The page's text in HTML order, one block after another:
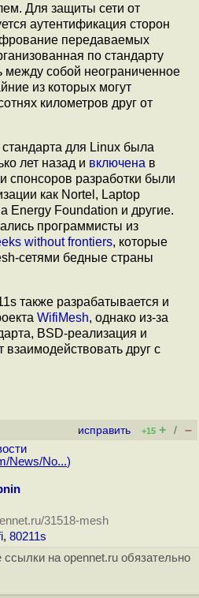
Для защиты сети от
аутентификация сторон
передаваемых
по стандарту
между собой неограниченное
из которых могут
километров друг от
для Linux была
лет назад и включена в
спонсоров разработки были
как Nortel, Laptop
Energy Foundation и другие.
программисты из
without frontiers, которые
сетями бедные страны
также разрабатывается и
WifiMesh, однако из-за
BSD-реализация и
взаимодействовать друг с
исправить +15 + / –
News/No...)
31518-mesh
, 80211s
ссылки на opennet.ru обязательно